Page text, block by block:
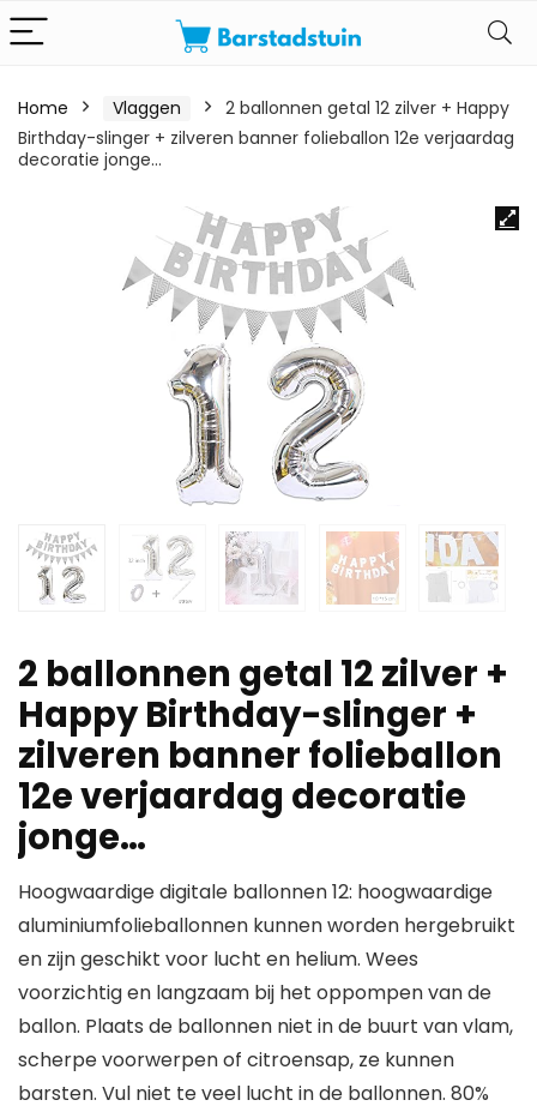
Home Vlaggen
2 ballonnen getal 12 zilver + Happy
Birthday-slinger + zilveren banner folieballon 12e verjaardag
decoratie jonge…
2 ballonnen getal 12 zilver +
Happy Birthday-slinger +
zilveren banner folieballon
12e verjaardag decoratie
jonge…
Hoogwaardige digitale ballonnen 12: hoogwaardige
aluminiumfolieballonnen kunnen worden hergebruikt
en zijn geschikt voor lucht en helium. Wees
voorzichtig en langzaam bij het oppompen van de
ballon. Plaats de ballonnen niet in de buurt van vlam,
scherpe voorwerpen of citroensap, ze kunnen
barsten. Vul niet te veel lucht in de ballonnen. 80%